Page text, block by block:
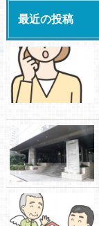
最近の投稿